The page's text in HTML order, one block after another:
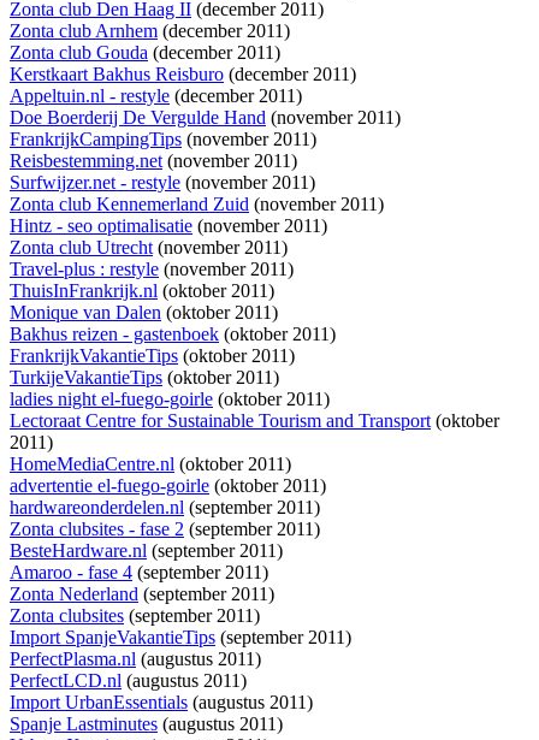
Zonta club Den Haag II (december 2011)
Zonta club Arnhem (december 2011)
Zonta club Gouda (december 2011)
Kerstkaart Bakhus Reisburo (december 2011)
Appeltuin.nl - restyle (december 2011)
Doe Boerderij De Vergulde Hand (november 2011)
FrankrijkCampingTips (november 2011)
Reisbestemming.net(november 2011)
Surfwijzer.net - restyle (november 2011)
Zonta club Kennemerland Zuid (november 2011)
Hintz - seo optimalisatie (november 2011)
Zonta club Utrecht(november 2011)
Travel-plus : restyle (november 2011)
ThuisInFrankrijk.nl (oktober 2011)
Monique van Dalen (oktober 2011)
Bakhus reizen - gastenboek (oktober 2011)
FrankrijkVakantieTips (oktober 2011)
TurkijeVakantieTips (oktober 2011)
ladies night el-fuego-goirle (oktober 2011)
Lectoraat Centre for Sustainable Tourism and Transport(oktober
2011)
HomeMediaCentre.nl (oktober 2011)
advertentie el-fuego-goirle (oktober 2011)
hardwareonderdelen.nl (september 2011)
Zonta clubsites - fase 2 (september 2011)
BesteHardware.nl (september 2011)
Amaroo - fase 4 (september 2011)
Zonta Nederland (september 2011)
Zonta clubsites (september 2011)
Import SpanjeVakantieTips (september 2011)
PerfectPlasma.nl (augustus 2011)
PerfectLCD.nl (augustus 2011)
Import UrbanEssentials (augustus 2011)
Spanje Lastminutes (augustus 2011)